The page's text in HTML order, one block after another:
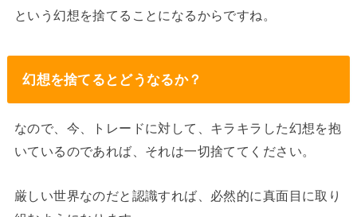
という幻想を捨てることになるからですね。
幻想を捨てるとどうなるか？
なので、今、トレードに対して、キラキラした幻想を抱
いているのであれば、それは一切捨ててください。
厳しい世界なのだと認識すれば、必然的に真面目に取り